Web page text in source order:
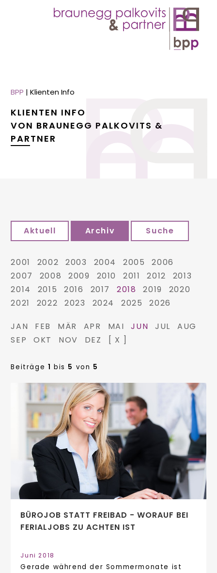
BPP |Klienten Info
KLIENTEN INFO
VON BRAUNEGG PALKOVITS &
PARTNER
Aktuell Archiv Suche
2001 2002 2003 2004 2005
2006
2007
2008 2009 2010 2011 2012
2013
2014
2015 2016 2017 2018 2019
2020
2021
2022 2023 2024 2025 2026
JAN FEB MÄR APR MAI JUN JUL
AUG
SEP
OKT NOV DEZ [ X ]
Beiträge 1 bis 5 von 5
BÜROJOB STATT FREIBAD - WORAUF BEI
FERIALJOBS ZU ACHTEN IST
Juni 2018
Gerade während der Sommermonate ist